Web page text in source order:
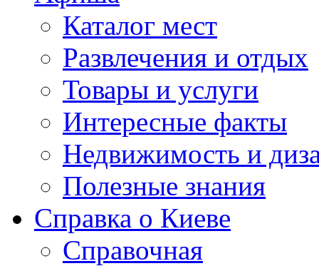
Каталог мест
Развлечения и отдых
Товары и услуги
Интересные факты
Недвижимость и
Полезные знания
Справка о Киеве
Справочная